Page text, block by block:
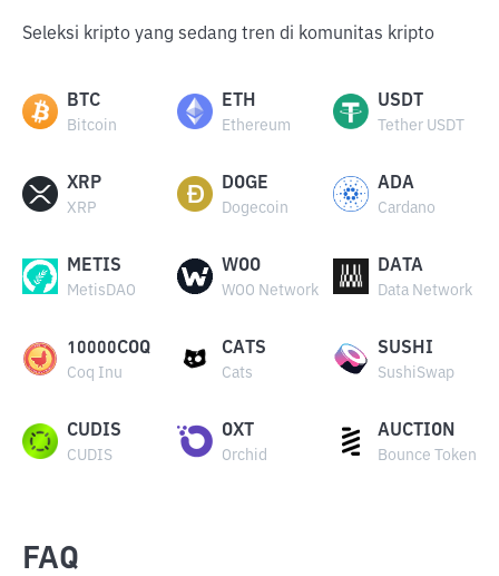
Seleksi kripto yang sedang tren di komunitas kripto
BTC
Bitcoin
ETH
Ethereum
USDT
Tether USDT
XRP
XRP
DOGE
Dogecoin
ADA
Cardano
METIS
MetisDAO
WOO
WOO Network
DATA
Data Network
10000COQ
Coq Inu
CATS
Cats
SUSHI
SushiSwap
CUDIS
CUDIS
OXT
Orchid
AUCTION
Bounce Token
FAQ